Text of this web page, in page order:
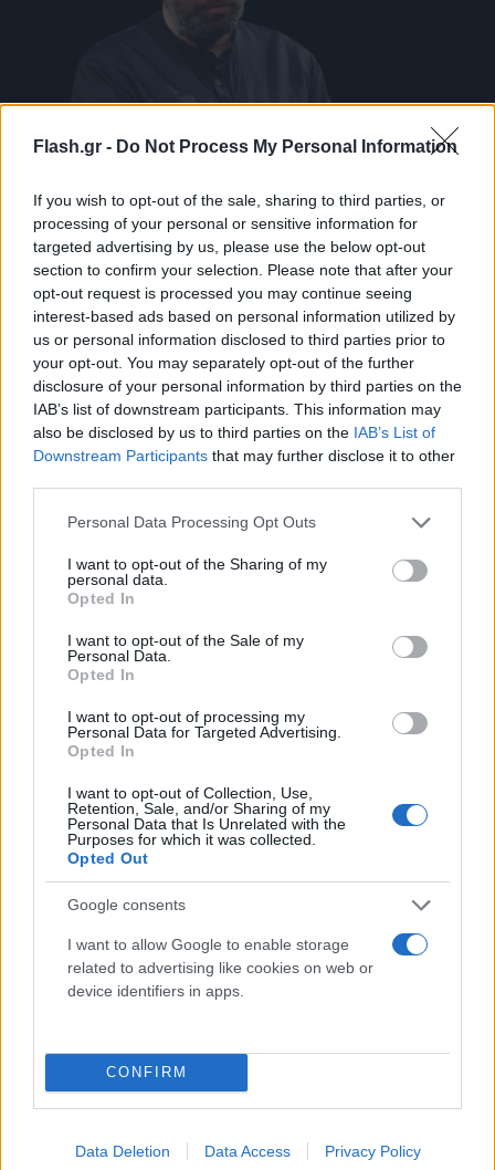
Flash.gr - Do Not Process My Personal Information
If you wish to opt-out of the sale, sharing to third parties, or
processing of your personal or sensitive information for
targeted advertising by us, please use the below opt-out
section to confirm your selection. Please note that after your
opt-out request is processed you may continue seeing
interest-based ads based on personal information utilized by
us or personal information disclosed to third parties prior to
your opt-out. You may separately opt-out of the further
disclosure of your personal information by third parties on the
IAB’s list of downstream participants. This information may
also be disclosed by us to third parties on the IAB’s List of
Downstream Participants that may further disclose it to other
Please note that this website/app uses one or more Google
not limited to your visit or usage behaviour. You may click to
grant or deny consent to Google and its third-party tags to
use your data for below specified purposes in below Google
consent section.
Personal Data Processing Opt Outs
I want to opt-out of the Sharing of my
personal data.
Opted In
I want to opt-out of the Sale of my
Personal Data.
Opted In
I want to opt-out of processing my
Personal Data for Targeted Advertising.
Opted In
I want to opt-out of Collection, Use,
Retention, Sale, and/or Sharing of my
Personal Data that Is Unrelated with the
Purposes for which it was collected.
Opted Out
Google consents
I want to allow Google to enable storage
related to advertising like cookies on web or
device identifiers in apps.
CONFIRM
Data Deletion Data Access Privacy Policy
Γιώργος Λάνθιμος: Διεθνείς κριτικοί ψήφισαν το
Το «Poor Things» ως καλύτερη ταινία της χρονιάς
Η ανοδική πορεία του Γιώργου Λάνθιμου δεν έχει σταματήσει
λεπτό από την μέρα που μας συστήθηκε μέσα από τις ταινίες
Συντακτική
Ομάδα
Flash.gr
Κάννες: Λαμπερές παρουσίες στην πρεμιέρα της
νέας ταινίας του Γιώργου Λάνθιμου
Στα τέλη Μαϊου αναμένεται στην Ελλάδα η νέα
πολυαναμενόμενη ταινία του Έλληνα σκηνοθέτη
17.05.2024 19:25
Flash.gr
Γιώργου Λάνθιμου με την Έμμα Στόουν